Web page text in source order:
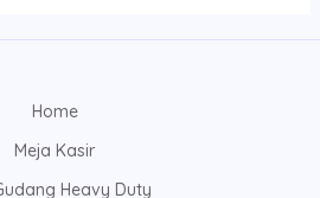
Home
Meja Kasir
Heavy Duty